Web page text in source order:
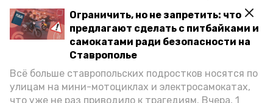
Ограничить, но не запретить: что
предлагают сделать с питбайками и
самокатами ради безопасности на
Ставрополье
Всё больше ставропольских подростков носятся по
улицам на мини-мотоциклах и электросамокатах,
что уже не раз приводило к трагедиям. Вчера, 1
Также губернатор отметил, что
необходимо с особым вниманием
относиться к обращениям о
безопасности детей, которые поступают
от граждан. Реагировать на такие